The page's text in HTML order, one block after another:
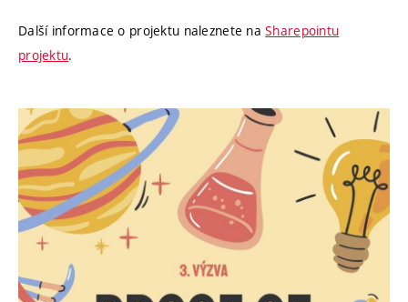
Další informace o projektu naleznete naSharepointu
projektu.